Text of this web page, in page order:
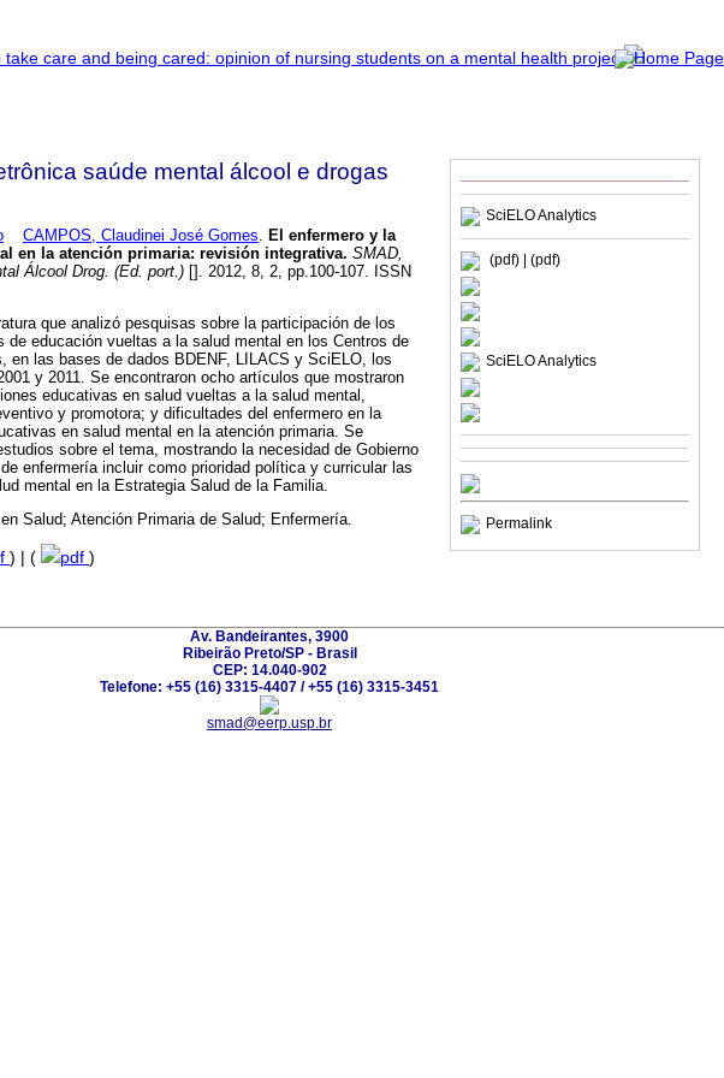
SciELO Analytics
(pdf) | (pdf)
SciELO Analytics
Permalink
saúde mental álcool e drogas
CAMPOS, Claudinei José Gomes
El enfermero y la
en la atención primaria: revisión integrativa. SMAD,
Álcool Drog. (Ed. port.) []. 2012, 8, 2, pp.100-107. ISSN
que analizó pesquisas sobre la participación de los
de educación vueltas a la salud mental en los Centros de
en las bases de dados BDENF, LILACS y SciELO, los
y 2011. Se encontraron ocho artículos que mostraron
educativas en salud vueltas a la salud mental,
y promotora; y dificultades del enfermero en la
en salud mental en la atención primaria. Se
sobre el tema, mostrando la necesidad de Gobierno
enfermería incluir como prioridad política y curricular las
mental en la Estrategia Salud de la Familia.
Salud; Atención Primaria de Salud; Enfermería.
) | ( pdf )
Av. Bandeirantes, 3900
Ribeirão Preto/SP - Brasil
CEP: 14.040-902
Telefone: +55 (16) 3315-4407 / +55 (16) 3315-3451
smad@eerp.usp.br